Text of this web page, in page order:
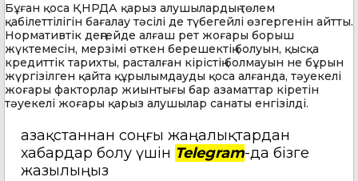
Бұған қоса ҚНРДА қарыз алушылардың төлем
қабілеттілігін бағалау тәсілі де түбегейлі өзгергенін айтты.
Нормативтік деңгейде алғаш рет жоғары борыш
жүктемесін, мерзімі өткен берешектің болуын, қысқа
кредиттік тарихты, расталған кірістің болмауын не бұрын
жүргізілген қайта құрылымдауды қоса алғанда, тәуекелі
жоғары факторлар жиынтығы бар азаматтар кіретін
тәуекелі жоғары қарыз алушылар санаты енгізілді.
Қазақстаннан соңғы жаңалықтардан
хабардар болу үшін Telegram-да бізге
жазылыңыз